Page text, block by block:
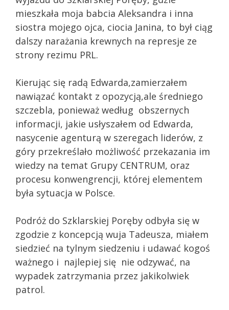
mieszkała moja babcia Aleksandra i inna
siostra mojego ojca, ciocia Janina, to był ciąg
dalszy narażania krewnych na represje ze
strony rezimu PRL.
Kierując się radą Edwarda,zamierzałem
nawiązać kontakt z opozycją,ale średniego
szczebla, ponieważ według obszernych
informacji, jakie usłyszałem od Edwarda,
nasycenie agenturą w szeregach liderów, z
góry przekreślało możliwość przekazania im
wiedzy na temat Grupy CENTRUM, oraz
procesu konwengrencji, której elementem
była sytuacja w Polsce.
Podróż do Szklarskiej Poręby odbyła się w
zgodzie z koncepcją wuja Tadeusza, miałem
siedzieć na tylnym siedzeniu i udawać kogoś
ważnego i najlepiej się nie odzywać, na
wypadek zatrzymania przez jakikolwiek
patrol.